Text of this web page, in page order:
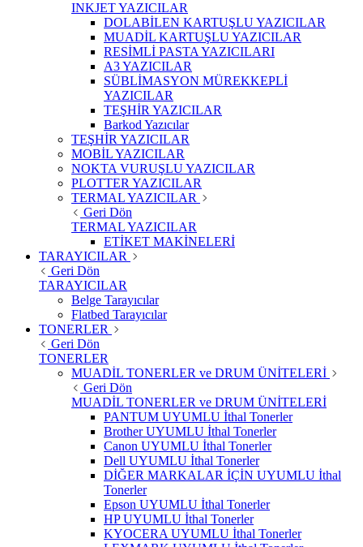
INKJET YAZICILAR
DOLABİLEN KARTUŞLU YAZICILAR
MUADİL KARTUŞLU YAZICILAR
RESİMLİ PASTA YAZICILARI
A3 YAZICILAR
SÜBLİMASYON MÜREKKEPLİ
YAZICILAR
TEŞHİR YAZICILAR
Barkod Yazıcılar
TEŞHİR YAZICILAR
MOBİL YAZICILAR
NOKTA VURUŞLU YAZICILAR
PLOTTER YAZICILAR
TERMAL YAZICILAR
Geri Dön
TERMAL YAZICILAR
ETİKET MAKİNELERİ
TARAYICILAR
Geri Dön
TARAYICILAR
Belge Tarayıcılar
Flatbed Tarayıcılar
TONERLER
Geri Dön
TONERLER
MUADİL TONERLER ve DRUM ÜNİTELERİ
Geri Dön
MUADİL TONERLER ve DRUM ÜNİTELERİ
PANTUM UYUMLU İthal Tonerler
Brother UYUMLU İthal Tonerler
Canon UYUMLU İthal Tonerler
Dell UYUMLU İthal Tonerler
DİĞER MARKALAR İÇİN UYUMLU İthal
Tonerler
Epson UYUMLU İthal Tonerler
HP UYUMLU İthal Tonerler
KYOCERA UYUMLU İthal Tonerler